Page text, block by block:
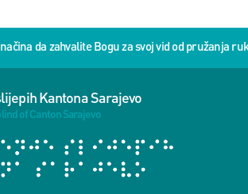
da zahvalite Bogu za svoj vid od pružanja
Kantona Sarajevo
of Canton Sarajevo